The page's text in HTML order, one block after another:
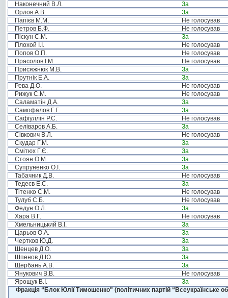
Наконечний В.Л.
За
Орлов А.В.
За
Папієв М.М.
Не голосував
Петров Б.Ф.
Не голосував
Піскун С.М.
За
Плохой І.І.
Не голосував
Попов О.П.
Не голосував
Прасолов І.М.
Не голосував
Присяжнюк М.В.
За
Прутнік Е.А.
За
Рева Д.О.
Не голосував
Рижук С.М.
Не голосував
Саламатін Д.А.
За
Самофалов Г.Г.
За
Сафіуллін Р.С.
Не голосував
Селіваров А.Б.
За
Сівкович В.Л.
Не голосував
Скудар Г.М.
За
Смітюх Г.Є.
За
Стоян О.М.
За
Супруненко О.І.
За
Табачник Д.В.
Не голосував
Тедеєв Е.С.
За
Тітенко С.М.
Не голосував
Тулуб С.Б.
Не голосував
Федун О.Л.
За
Хара В.Г.
Не голосував
Хмельницький В.І.
За
Царьов О.А.
За
Чертков Ю.Д.
За
Шенцев Д.О.
За
Шпенов Д.Ю.
За
Щербань А.В.
За
Янукович В.В.
Не голосував
Ярощук В.І.
За
Фракція “Блок Юлії Тимошенко" (політичних партій “Всеукраїнське